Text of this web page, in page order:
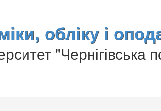
обліку і
"Чернігівська